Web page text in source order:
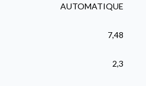
AUTOMATIQUE
7,48
2,3